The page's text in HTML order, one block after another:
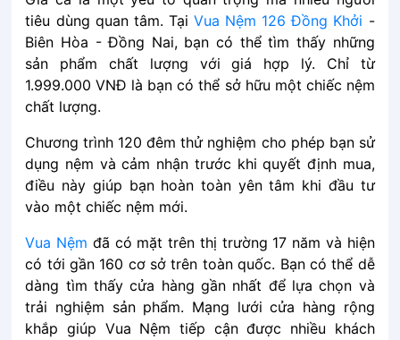
tiêu͏͏ dùng͏͏ quan͏͏ tâm.͏͏ Tại͏͏ Vua Nệm 126 Đồng Khởi -
Biên Hòa - Đồng Nai,͏͏ bạn͏͏ có͏͏ thể͏͏ tìm͏͏ thấy͏͏ những͏͏
sản͏͏ phẩm͏͏ chất͏͏ lượng͏͏ với͏͏ giá͏͏ hợp͏͏ lý.͏͏ Chỉ͏͏ từ͏͏
1.999.000͏͏ VNĐ͏͏ là͏͏ bạn͏͏ có͏͏ thể͏͏ sở͏͏ hữu͏͏ một͏͏ chiếc͏͏ nệm͏͏
chất͏͏ lượng.
Chương͏͏ trình͏͏ 120͏͏ đêm͏͏ thử͏͏ nghiệm͏͏ cho͏͏ phép͏͏ bạn͏͏ sử͏͏
dụng͏͏ nệm͏͏ và͏͏ cảm͏͏ nhận͏͏ trước͏͏ khi͏͏ quyết͏͏ định͏͏ mua,͏͏
điều͏͏ này͏͏ giúp͏͏ bạn͏͏ hoàn͏͏ toàn͏͏ yên͏͏ tâm͏͏ khi͏͏ đầu͏͏ tư͏͏
vào͏͏ một͏͏ chiếc͏͏ nệm͏͏ mới.͏͏
Vua͏͏ Nệm͏͏ đã͏͏ có͏͏ mặt͏͏ trên͏͏ thị͏͏ trường͏͏ 17͏͏ năm͏͏ và͏͏ hiện͏͏
có͏͏ tới͏͏ gần 160 cơ͏͏ sở͏͏ trên͏͏ toàn͏͏ quốc.͏͏ Bạn͏͏ có͏͏ thể͏͏ dễ͏͏
dàng͏͏ tìm͏͏ thấy͏͏ cửa͏͏ hàng͏͏ gần͏͏ nhất͏͏ để͏͏ lựa͏͏ chọn͏͏ và͏͏
trải͏͏ nghiệm͏͏ sản͏͏ phẩm.͏͏ Mạng͏͏ lưới͏͏ cửa͏͏ hàng͏͏ rộng͏͏
khắp͏͏ giúp͏͏ Vua͏͏ Nệm͏͏ tiếp͏͏ cận͏͏ được͏͏ nhiều͏͏ khách͏͏